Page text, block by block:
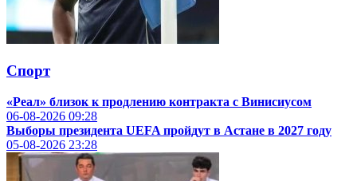
Спорт
«Реал» близок к продлению контракта с Винисиусом
06-08-2026 09:28
Выборы президента UEFA пройдут в Астане в 2027 году
05-08-2026 23:28